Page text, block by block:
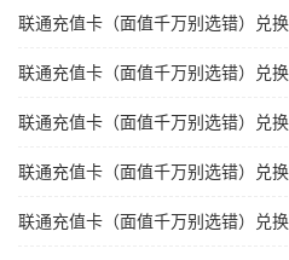
联通充值卡（面值千万别选错）兑
联通充值卡（面值千万别选错）兑
联通充值卡（面值千万别选错）兑
联通充值卡（面值千万别选错）兑
联通充值卡（面值千万别选错）兑